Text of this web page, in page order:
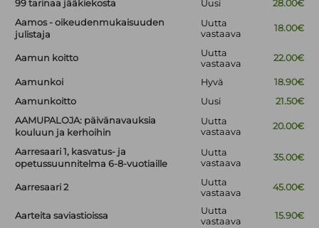
99 tarinaa jääkiekosta
Uusi
28.00€
Aamos - oikeudenmukaisuuden
julistaja
Uutta
vastaava
18.00€
Aamun koitto
Uutta
vastaava
22.00€
Aamunkoi Hyvä
18.90€
Aamunkoitto
Uusi
21.50€
AAMUPALOJA: päivänavauksia
kouluun ja kerhoihin
Uutta
vastaava
20.00€
Aarresaari 1, kasvatus- ja
opetussuunnitelma 6-8-vuotiaille
Uutta
vastaava
35.00€
Aarresaari 2
Uutta
vastaava
45.00€
Aarteita saviastioissa
Uutta
vastaava
15.90€